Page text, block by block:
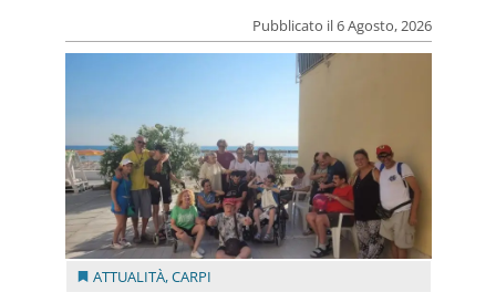
Pubblicato il 6 Agosto, 2026
ATTUALITÀ,CARPI